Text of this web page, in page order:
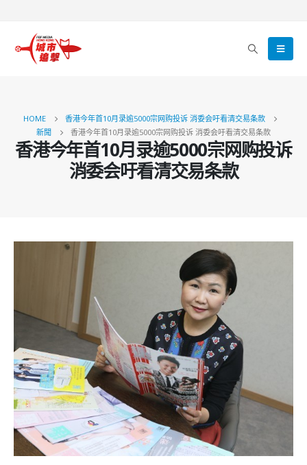
HOME
香港今年首10月录逾5000宗网购投诉 消委会吁看清交易条款
新聞
香港今年首10月录逾5000宗网购投诉 消委会吁看清交易条款
香港今年首10月录逾5000宗网购投诉
消委会吁看清交易条款